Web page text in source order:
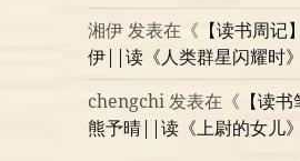
湘伊发表在《 【读书周记
伊||读《人类群星闪耀时》
chengchi发表在《 【读书
熊予晴||读《上尉的女儿》